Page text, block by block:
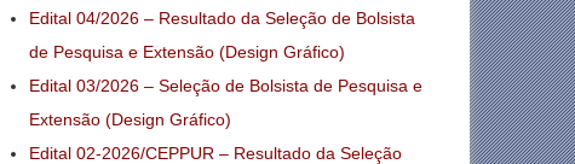
Edital 04/2026 – Resultado da Seleção de Bolsista
de Pesquisa e Extensão (Design Gráfico)
Edital 03/2026 – Seleção de Bolsista de Pesquisa e
Extensão (Design Gráfico)
Edital 02-2026/CEPPUR – Resultado da Seleção